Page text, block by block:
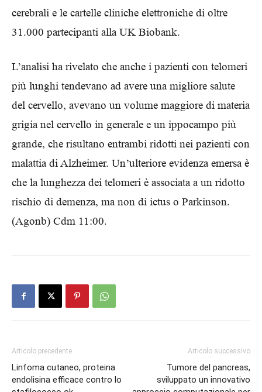
cerebrali e le cartelle cliniche elettroniche di oltre
31.000 partecipanti alla UK Biobank.
L’analisi ha rivelato che anche i pazienti con telomeri
più lunghi tendevano ad avere una migliore salute
del cervello, avevano un volume maggiore di materia
grigia nel cervello in generale e un ippocampo più
grande, che risultano entrambi ridotti nei pazienti con
malattia di Alzheimer. Un’ulteriore evidenza emersa è
che la lunghezza dei telomeri è associata a un ridotto
rischio di demenza, ma non di ictus o Parkinson.
(Agonb) Cdm 11:00.
Articolo precedente
Linfoma cutaneo, proteina
endolisina efficace contro lo
Articolo successivo
Tumore del pancreas,
sviluppato un innovativo